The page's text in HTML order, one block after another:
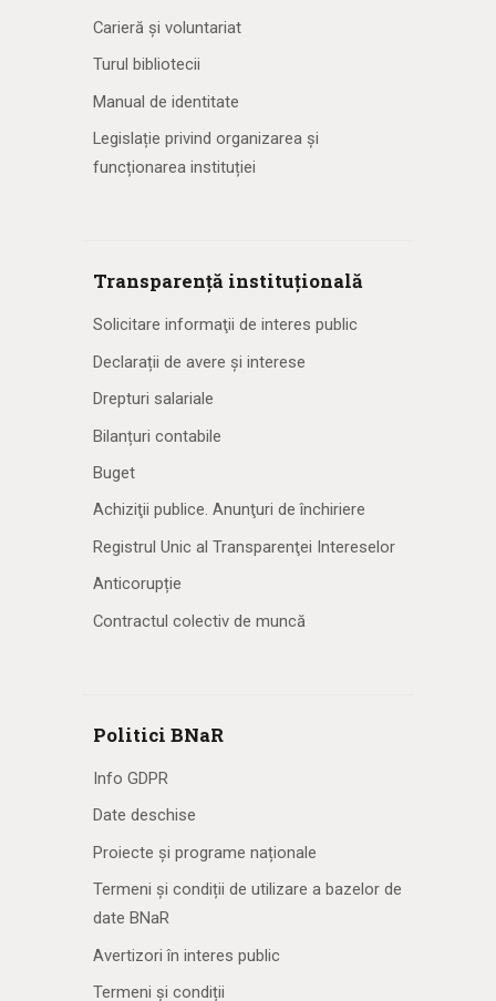
Carieră și voluntariat
Turul bibliotecii
Manual de identitate
Legislație privind organizarea și
funcționarea instituției
Transparență instituțională
Solicitare informaţii de interes public
Declarații de avere și interese
Drepturi salariale
Bilanțuri contabile
Buget
Achiziţii publice. Anunţuri de închiriere
Registrul Unic al Transparenţei Intereselor
Anticorupție
Contractul colectiv de muncă
Politici BNaR
Info GDPR
Date deschise
Proiecte și programe naționale
Termeni și condiții de utilizare a bazelor de
date BNaR
Avertizori în interes public
Termeni și condiții